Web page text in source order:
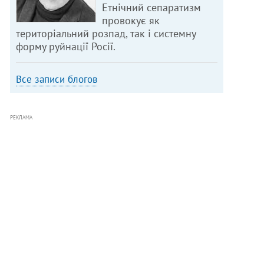
Етнічний сепаратизм
провокує як
територіальний розпад, так і системну
форму руйнації Росії.
Все записи блогов
РЕКЛАМА